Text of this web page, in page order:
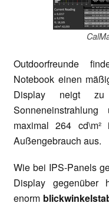
Outdoorfreunde
Notebook einen
Display neigt zu
maximal 264
Außengebrauch aus.
Wie bei IPS-Panels
Display gegenüber
enorm